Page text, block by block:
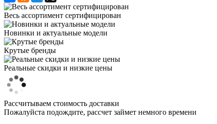
Весь ассортимент сертифицирован
Новинки и актуальные модели
Крутые бренды
Реальные скидки и низкие цены
Рассчитываем стоимость доставки
Пожалуйста подождите, рассчет займет немного времени